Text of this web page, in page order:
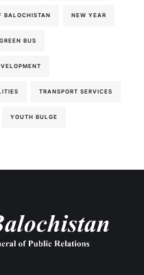
BALOCHISTAN NEW YEAR
BUS
TRANSPORT SERVICES
YOUTH BULGE